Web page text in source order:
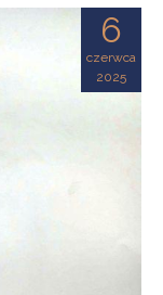
6
czerwca
2025